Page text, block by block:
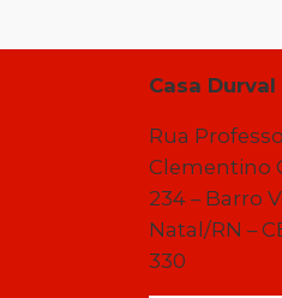
Casa Durval
Rua
Clementino
234 – Barro
Natal/RN –
330